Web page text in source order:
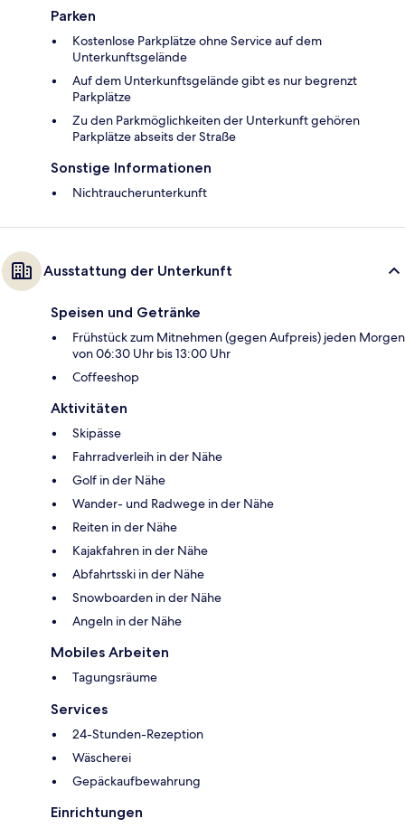
Parken
Kostenlose Parkplätze ohne Service auf dem
Unterkunftsgelände
Auf dem Unterkunftsgelände gibt es nur begrenzt
Parkplätze
Zu den Parkmöglichkeiten der Unterkunft gehören
Parkplätze abseits der Straße
Sonstige Informationen
Nichtraucherunterkunft
Ausstattung der Unterkunft
Speisen und Getränke
Frühstück zum Mitnehmen (gegen Aufpreis) jeden Morgen
von 06:30 Uhr bis 13:00 Uhr
Coffeeshop
Aktivitäten
Skipässe
Fahrradverleih in der Nähe
Golf in der Nähe
Wander- und Radwege in der Nähe
Reiten in der Nähe
Kajakfahren in der Nähe
Abfahrtsski in der Nähe
Snowboarden in der Nähe
Angeln in der Nähe
Mobiles Arbeiten
Tagungsräume
Services
24-Stunden-Rezeption
Wäscherei
Gepäckaufbewahrung
Einrichtungen